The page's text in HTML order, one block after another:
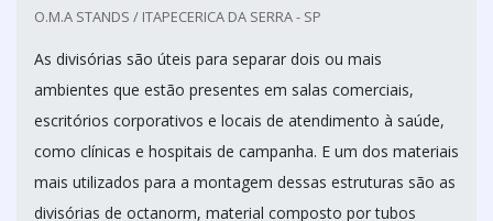
O.M.A STANDS / ITAPECERICA DA SERRA - SP
As divisórias são úteis para separar dois ou mais
ambientes que estão presentes em salas comerciais,
escritórios corporativos e locais de atendimento à saúde,
como clínicas e hospitais de campanha. E um dos materiais
mais utilizados para a montagem dessas estruturas são as
divisórias de octanorm, material composto por tubos